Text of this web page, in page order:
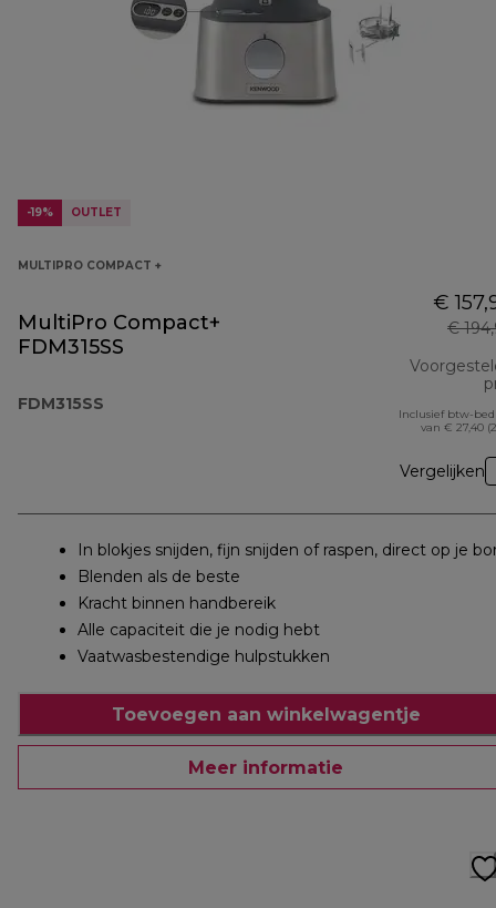
-19% OUTLET
MULTIPRO COMPACT +
MultiPro Compact+
FDM315SS
FDM315SS
€
€
Inclusief btw-
van € 27,40
Vergelijken
In blokjes snijden, fijn snijden of raspen, direct op je
Blenden als de beste
Kracht binnen handbereik
Alle capaciteit die je nodig hebt
Vaatwasbestendige hulpstukken
Toevoegen aan winkelwagentje
Meer informatie